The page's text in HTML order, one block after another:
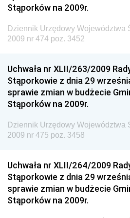
Dziennik Urzędowy Głównego
Środowiska
Dziennik Urzędowy Generalnej
Dziennik Urzędowy
Gospodarki Terenowej i
Dziennik Urzędowy
Gospodarki Przestrzennej
Dziennik Urzędowy Unii
Dziennik Urzędowy
Chemicznego i Lekkiego
Dziennik Urzędowy
Gospodarki Żywnościowej
Stąporków na 2009r.
Dziennik Urzędowy Województwa
2009 nr 474 poz. 3452
Uchwała nr XLII/263/2009
Stąporkowie z dnia 29
sprawie zmian w budżecie
Stąporków na 2009r.
Dziennik Urzędowy Województwa
2009 nr 475 poz. 3458
Uchwała nr XLII/264/2009
Stąporkowie z dnia 29
sprawie zmian w budżecie
Stąporków na 2009r.